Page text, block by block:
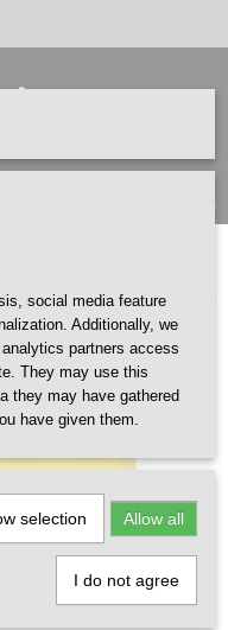
SHOPPING CART
(0)
Zonneklep Geel
social media feature
Additionally, we
partners access
They may use this
they may have gathered
have given them.
selection Allow all
I do not agree